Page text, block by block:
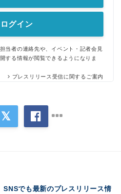
ログイン
当者の連絡先や、イベント・記者会見
する情報が閲覧できるようになりま
プレスリリース受信に関するご案内
SNSでも最新のプレスリリース情